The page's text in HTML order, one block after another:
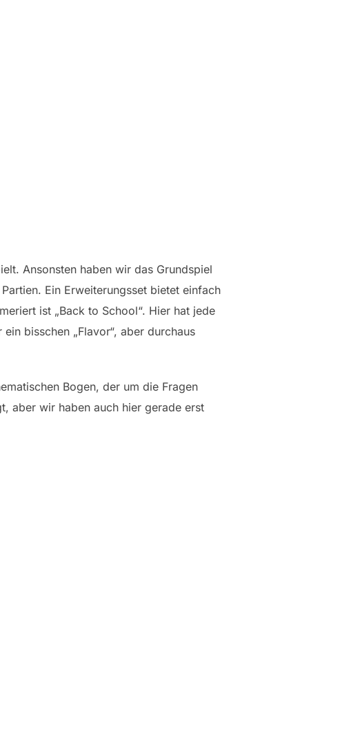
Ansonsten haben wir das Grundspiel
Ein Erweiterungsset bietet einfach
ist „Back to School“. Hier hat jede
bisschen „Flavor“, aber durchaus
Bogen, der um die Fragen
aber wir haben auch hier gerade erst